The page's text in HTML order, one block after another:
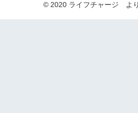
© 2020 ライフチャージ よ